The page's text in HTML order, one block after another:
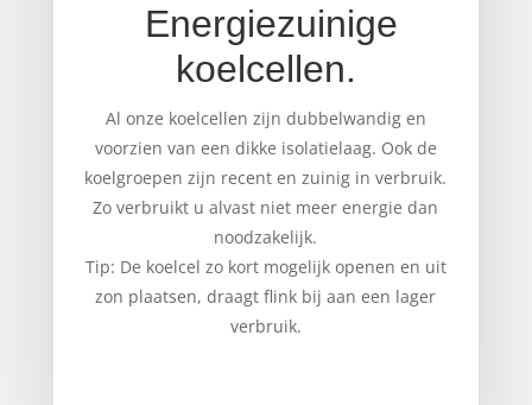
Energiezuinige
koelcellen.
Al onze koelcellen zijn dubbelwandig en
voorzien van een dikke isolatielaag. Ook de
koelgroepen zijn recent en zuinig in verbruik.
Zo verbruikt u alvast niet meer energie dan
noodzakelijk.
Tip: De koelcel zo kort mogelijk openen en uit
zon plaatsen, draagt flink bij aan een lager
verbruik.